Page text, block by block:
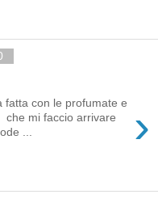
›
fatta con le profumate e
che mi faccio arrivare
...